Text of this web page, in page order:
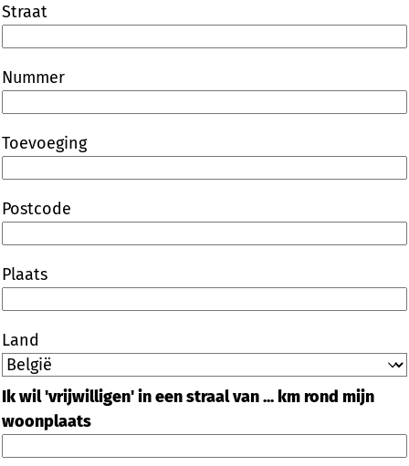
Straat
Nummer
Toevoeging
Postcode
Plaats
Land
Ik wil 'vrijwilligen' in een straal van ... km rond mijn
woonplaats